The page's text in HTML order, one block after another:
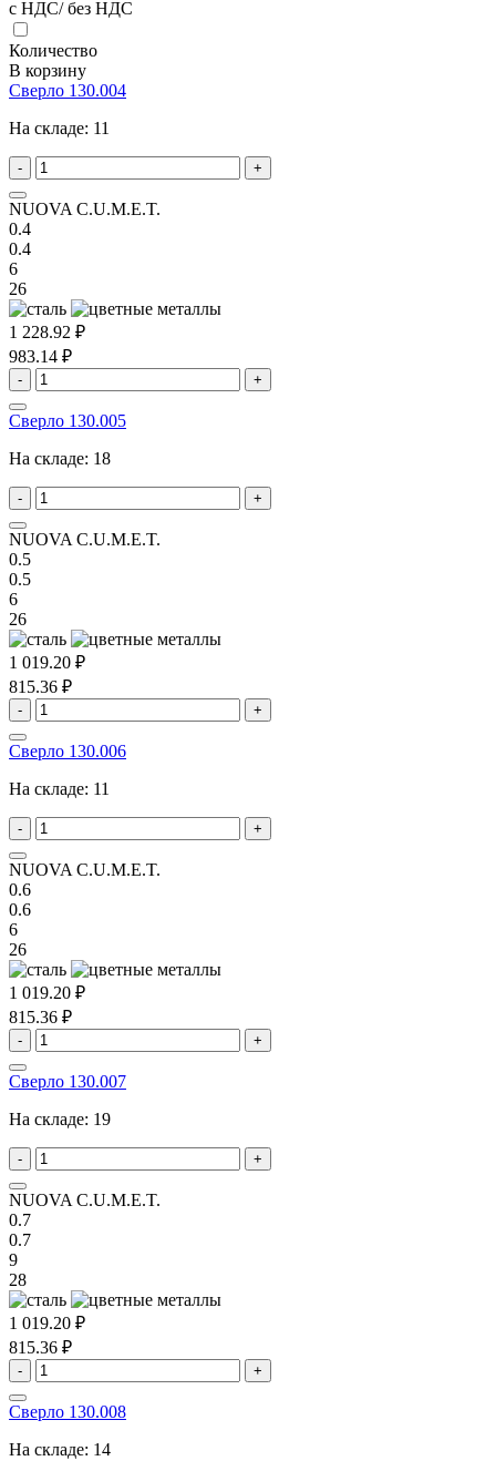
с НДС/ без НДС
Количество
В корзину
Сверло 130.004
На складе: 11
- +
NUOVA C.U.M.E.T.
0.4
0.4
6
26
1 228.92 ₽
983.14 ₽
- +
Сверло 130.005
На складе: 18
- +
NUOVA C.U.M.E.T.
0.5
0.5
6
26
1 019.20 ₽
815.36 ₽
- +
Сверло 130.006
На складе: 11
- +
NUOVA C.U.M.E.T.
0.6
0.6
6
26
1 019.20 ₽
815.36 ₽
- +
Сверло 130.007
На складе: 19
- +
NUOVA C.U.M.E.T.
0.7
0.7
9
28
1 019.20 ₽
815.36 ₽
- +
Сверло 130.008
На складе: 14